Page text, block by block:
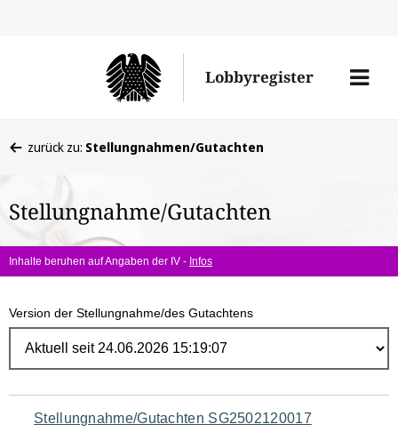
Lobbyregister
Menü
befinden
hier:
zurück zu: Stellungnahmen/Gutachten
Stellungnahme/Gutachten
Inhalte beruhen auf Angaben der IV - Infos
Version der Stellungnahme/des Gutachtens
Navigation
Stellungnahme/Gutachten SG2502120017